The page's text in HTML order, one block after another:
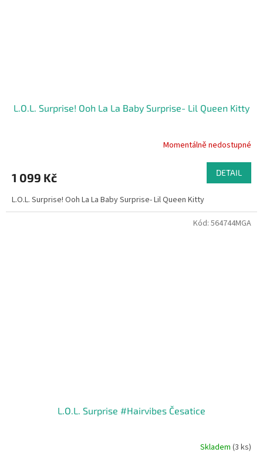
L.O.L. Surprise! Ooh La La Baby Surprise- Lil Queen Kitty
Momentálně nedostupné
1 099 Kč DETAIL
L.O.L. Surprise! Ooh La La Baby Surprise- Lil Queen Kitty
L.O.L. Surprise #Hairvibes Česatice
Skladem (3 ks)
Kód: 564744MGA